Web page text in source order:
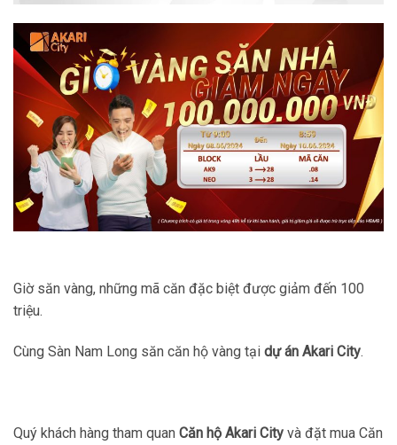
Giờ săn vàng, những mã căn đặc biệt được giảm đến 100
triệu.
Cùng Sàn Nam Long săn căn hộ vàng tại dự án Akari City.
Quý khách hàng tham quan Căn hộ Akari City và đặt mua Căn